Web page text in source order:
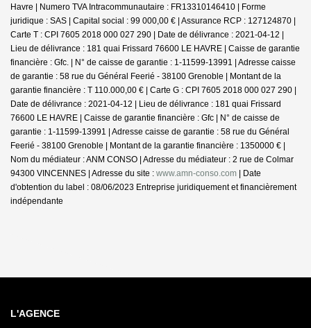
Havre | Numero TVA Intracommunautaire : FR13310146410 | Forme
juridique : SAS | Capital social : 99 000,00 € | Assurance RCP : 127124870 |
Carte T : CPI 7605 2018 000 027 290 | Date de délivrance : 2021-04-12 |
Lieu de délivrance : 181 quai Frissard 76600 LE HAVRE | Caisse de garantie
financière : Gfc. | N° de caisse de garantie : 1-11599-13991 | Adresse caisse
de garantie : 58 rue du Général Feerié - 38100 Grenoble | Montant de la
garantie financière : T 110.000,00 € | Carte G : CPI 7605 2018 000 027 290 |
Date de délivrance : 2021-04-12 | Lieu de délivrance : 181 quai Frissard
76600 LE HAVRE | Caisse de garantie financière : Gfc | N° de caisse de
garantie : 1-11599-13991 | Adresse caisse de garantie : 58 rue du Général
Feerié - 38100 Grenoble | Montant de la garantie financière : 1350000 € |
Nom du médiateur : ANM CONSO | Adresse du médiateur : 2 rue de Colmar
94300 VINCENNES | Adresse du site : www.amn-conso.com | Date
d'obtention du label : 08/06/2023 Entreprise juridiquement et financièrement
indépendante
L'AGENCE